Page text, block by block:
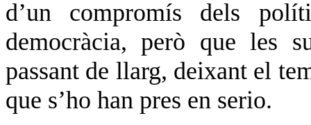
d’un compromís dels
democràcia, però que les
passant de llarg, deixant el
que s’ho han pres en serio.